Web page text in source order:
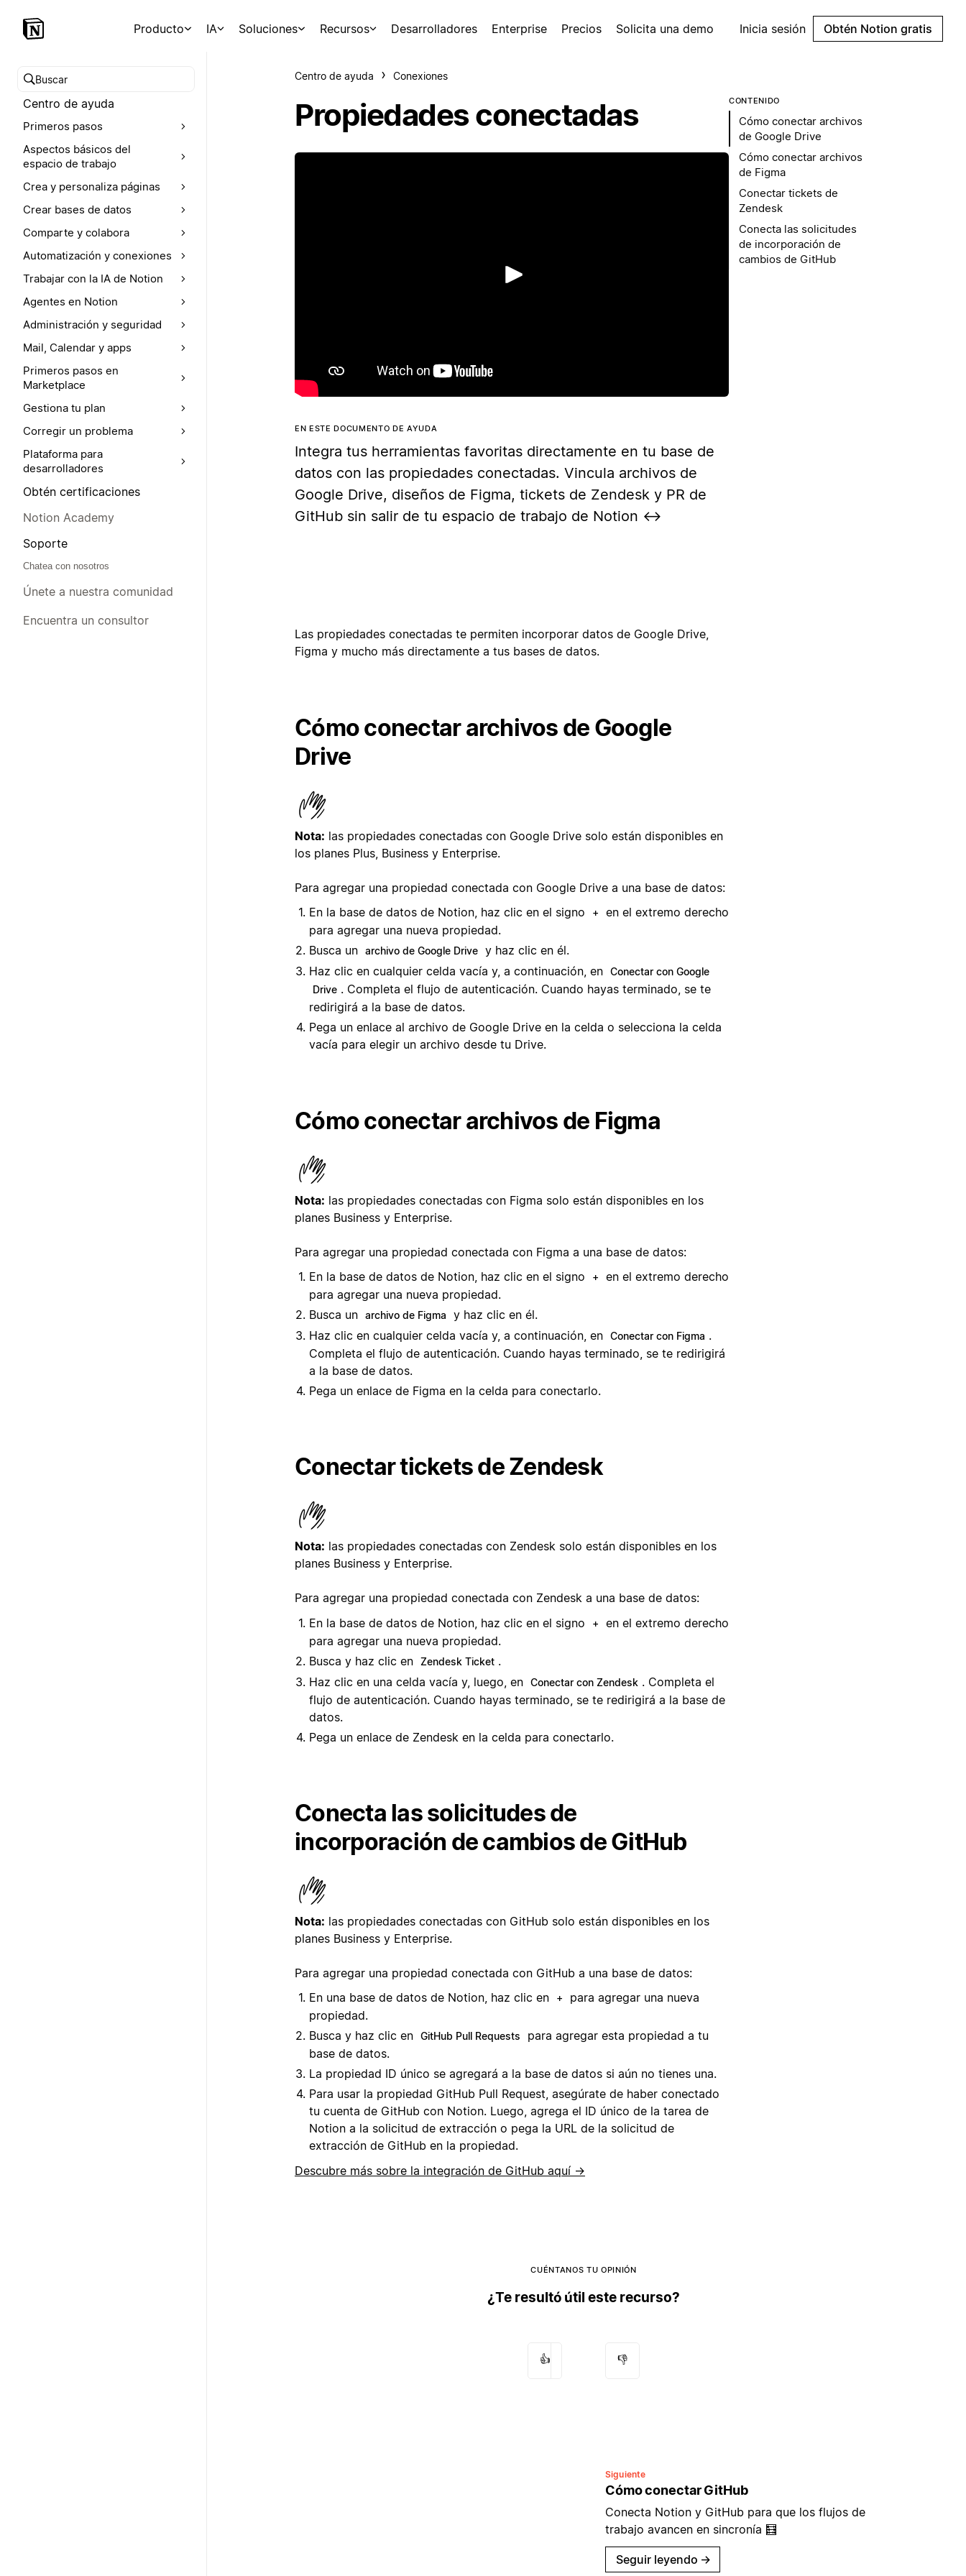
Producto IA Soluciones Recursos Desarrolladores Enterprise Precios Solicita una demo Inicia sesión Obtén Notion gratis
Buscar en el Centro de ayuda
Centro de ayuda
Primeros pasos
Aspectos básicos del
espacio de trabajo
Crea y personaliza páginas
Crear bases de datos
Comparte y colabora
Automatización y conexiones
Trabajar con la IA de Notion
Agentes en Notion
Administración y seguridad
Mail, Calendar y apps
Primeros pasos en
Marketplace
Gestiona tu plan
Corregir un problema
Plataforma para
desarrolladores
Obtén certificaciones
Notion Academy
Soporte
Chatea con nosotros
Únete a nuestra comunidad
Encuentra un consultor
Centro de ayuda Conexiones
Propiedades conectadas
Reproducir
EN ESTE DOCUMENTO DE AYUDA
Integra tus herramientas favoritas directamente en tu base de
datos con las propiedades conectadas. Vincula archivos de
Google Drive, diseños de Figma, tickets de Zendesk y PR de
GitHub sin salir de tu espacio de trabajo de Notion ↔️
Las propiedades conectadas te permiten incorporar datos de Google Drive,
Figma y mucho más directamente a tus bases de datos.
Cómo conectar archivos de Google
Drive
Nota: las propiedades conectadas con Google Drive solo están disponibles en
los planes Plus, Business y Enterprise.
Para agregar una propiedad conectada con Google Drive a una base de datos:
En la base de datos de Notion, haz clic en el signo
+
en el extremo derecho
para agregar una nueva propiedad.
Busca un archivo de Google Drive y haz clic en él.
Haz clic en cualquier celda vacía y, a continuación, en Conectar con Google
Drive . Completa el flujo de autenticación. Cuando hayas terminado, se te
redirigirá a la base de datos.
Pega un enlace al archivo de Google Drive en la celda o selecciona la celda
vacía para elegir un archivo desde tu Drive.
Cómo conectar archivos de Figma
Nota: las propiedades conectadas con Figma solo están disponibles en los
planes Business y Enterprise.
Para agregar una propiedad conectada con Figma a una base de datos:
En la base de datos de Notion, haz clic en el signo
+
en el extremo derecho
para agregar una nueva propiedad.
Busca un archivo de Figma
y haz clic en él.
Haz clic en cualquier celda vacía y, a continuación, en Conectar con Figma .
Completa el flujo de autenticación. Cuando hayas terminado, se te redirigirá
a la base de datos.
Pega un enlace de Figma en la celda para conectarlo.
Conectar tickets de Zendesk
Nota: las propiedades conectadas con Zendesk solo están disponibles en los
planes Business y Enterprise.
Para agregar una propiedad conectada con Zendesk a una base de datos:
En la base de datos de Notion, haz clic en el signo
+
en el extremo derecho
para agregar una nueva propiedad.
Busca y haz clic en Zendesk Ticket .
Haz clic en una celda vacía y, luego, en Conectar con Zendesk . Completa el
flujo de autenticación. Cuando hayas terminado, se te redirigirá a la base de
datos.
Pega un enlace de Zendesk en la celda para conectarlo.
Conecta las solicitudes de
incorporación de cambios de GitHub
Nota: las propiedades conectadas con GitHub solo están disponibles en los
planes Business y Enterprise.
Para agregar una propiedad conectada con GitHub a una base de datos:
En una base de datos de Notion, haz clic en
+
para agregar una nueva
propiedad.
Busca y haz clic en GitHub Pull Requests
para agregar esta propiedad a tu
base de datos.
La propiedad ID único se agregará a la base de datos si aún no tienes una.
Para usar la propiedad GitHub Pull Request, asegúrate de haber conectado
tu cuenta de GitHub con Notion. Luego, agrega el ID único de la tarea de
Notion a la solicitud de extracción o pega la URL de la solicitud de
extracción de GitHub en la propiedad.
Descubre más sobre la integración de GitHub aquí →
CONTENIDO
Cómo conectar archivos
de Google Drive
Cómo conectar archivos
de Figma
Conectar tickets de
Zendesk
Conecta las solicitudes
de incorporación de
cambios de GitHub
CUÉNTANOS TU OPINIÓN
¿Te resultó útil este recurso?
👍 👎
Siguiente
Cómo conectar GitHub
Conecta Notion y GitHub para que los flujos de
trabajo avancen en sincronía 🧮
Seguir leyendo →